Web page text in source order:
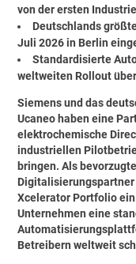
von der ersten
Deutschlands
Juli 2026 in Berlin
Standardisierte
weltweiten Rollout
Siemens und das
Ucaneo haben eine
elektrochemische
industriellen
bringen. Als
Xcelerator Portfolio
Unternehmen eine
Betreibern weltweit